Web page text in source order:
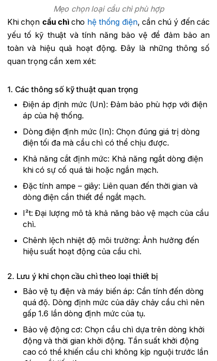
Mẹo chọn loại cầu chì phù hợp
Khi chọn cầu chì cho hệ thống điện, cần chú ý đến các
yếu tố kỹ thuật và tính năng bảo vệ để đảm bảo an
toàn và hiệu quả hoạt động. Đây là những thông số
quan trọng cần xem xét:
1. Các thông số kỹ thuật quan trọng
Điện áp định mức (Un): Đảm bảo phù hợp với điện
áp của hệ thống.
Dòng điện định mức (In): Chọn đúng giá trị dòng
điện tối đa mà cầu chì có thể chịu được.
Khả năng cắt định mức: Khả năng ngắt dòng điện
khi có sự cố quá tải hoặc ngắn mạch.
Đặc tính ampe – giây: Liên quan đến thời gian và
dòng điện cần thiết để ngắt mạch.
I²t: Đại lượng mô tả khả năng bảo vệ mạch của cầu
chì.
Chênh lệch nhiệt độ môi trường: Ảnh hưởng đến
hiệu suất hoạt động của cầu chì.
2. Lưu ý khi chọn cầu chì theo loại thiết bị
Bảo vệ tụ điện và máy biến áp: Cần tính đến dòng
quá độ. Dòng định mức của dây chảy cầu chì nên
gấp 1.6 lần dòng định mức của tụ.
Bảo vệ động cơ: Chọn cầu chì dựa trên dòng khởi
động và thời gian khởi động. Tần suất khởi động
cao có thể khiến cầu chì không kịp nguội trước lần